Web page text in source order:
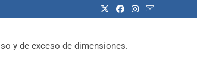
y de exceso de dimensiones.